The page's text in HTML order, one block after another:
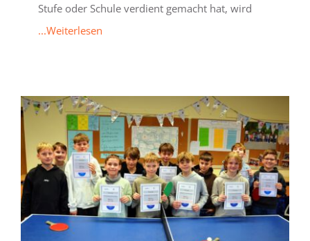
Stufe oder Schule verdient gemacht hat, wird
...Weiterlesen